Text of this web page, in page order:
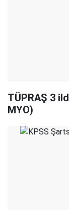
TÜPRAŞ 3
MYO)